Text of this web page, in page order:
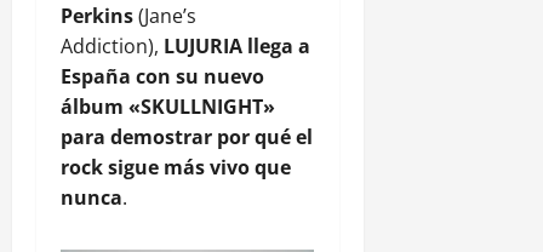
Perkins(Jane’s
Addiction), LUJURIA llega a
España con su nuevo
álbum «SKULLNIGHT»
para demostrar por qué el
rock sigue más vivo que
nunca.